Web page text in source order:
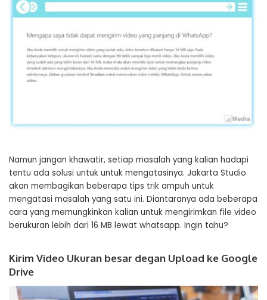
Namun jangan khawatir, setiap masalah yang kalian hadapi
tentu ada solusi untuk untuk mengatasinya. Jakarta Studio
akan membagikan beberapa tips trik ampuh untuk
mengatasi masalah yang satu ini. Diantaranya ada beberapa
cara yang memungkinkan kalian untuk mengirimkan file video
berukuran lebih dari 16 MB lewat whatsapp. Ingin tahu?
Kirim Video Ukuran besar degan Upload ke Google
Drive